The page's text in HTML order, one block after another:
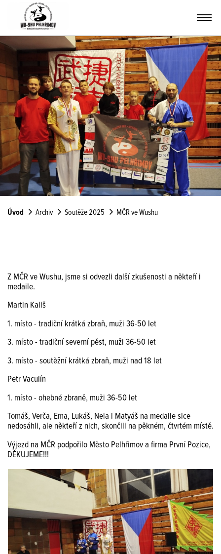
Úvod Archiv Soutěže 2025 MČR ve Wushu
Z MČR ve Wushu, jsme si odvezli další zkušenosti a někteří i
medaile.
Martin Kališ
1. místo - tradiční krátká zbraň, muži 36-50 let
3. místo - tradiční severní pěst, muži 36-50 let
3. místo - soutěžní krátká zbraň, muži nad 18 let
Petr Vaculín
1. místo - ohebné zbraně, muži 36-50 let
Tomáš, Verča, Ema, Lukáš, Nela i Matyáš na medaile sice
nedosáhli, ale někteří z nich, skončili na pěkném, čtvrtém místě.
Výjezd na MČR podpořilo Město Pelhřimov a firma První Pozice,
DĚKUJEME!!!